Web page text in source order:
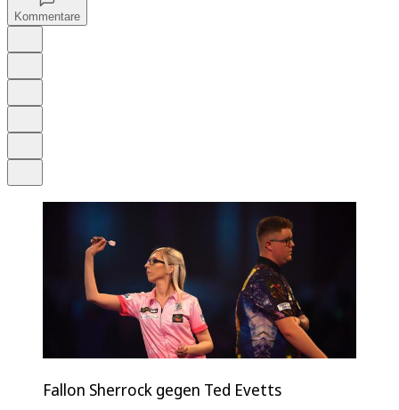
Kommentare
Fallon Sherrock gegen Ted Evetts